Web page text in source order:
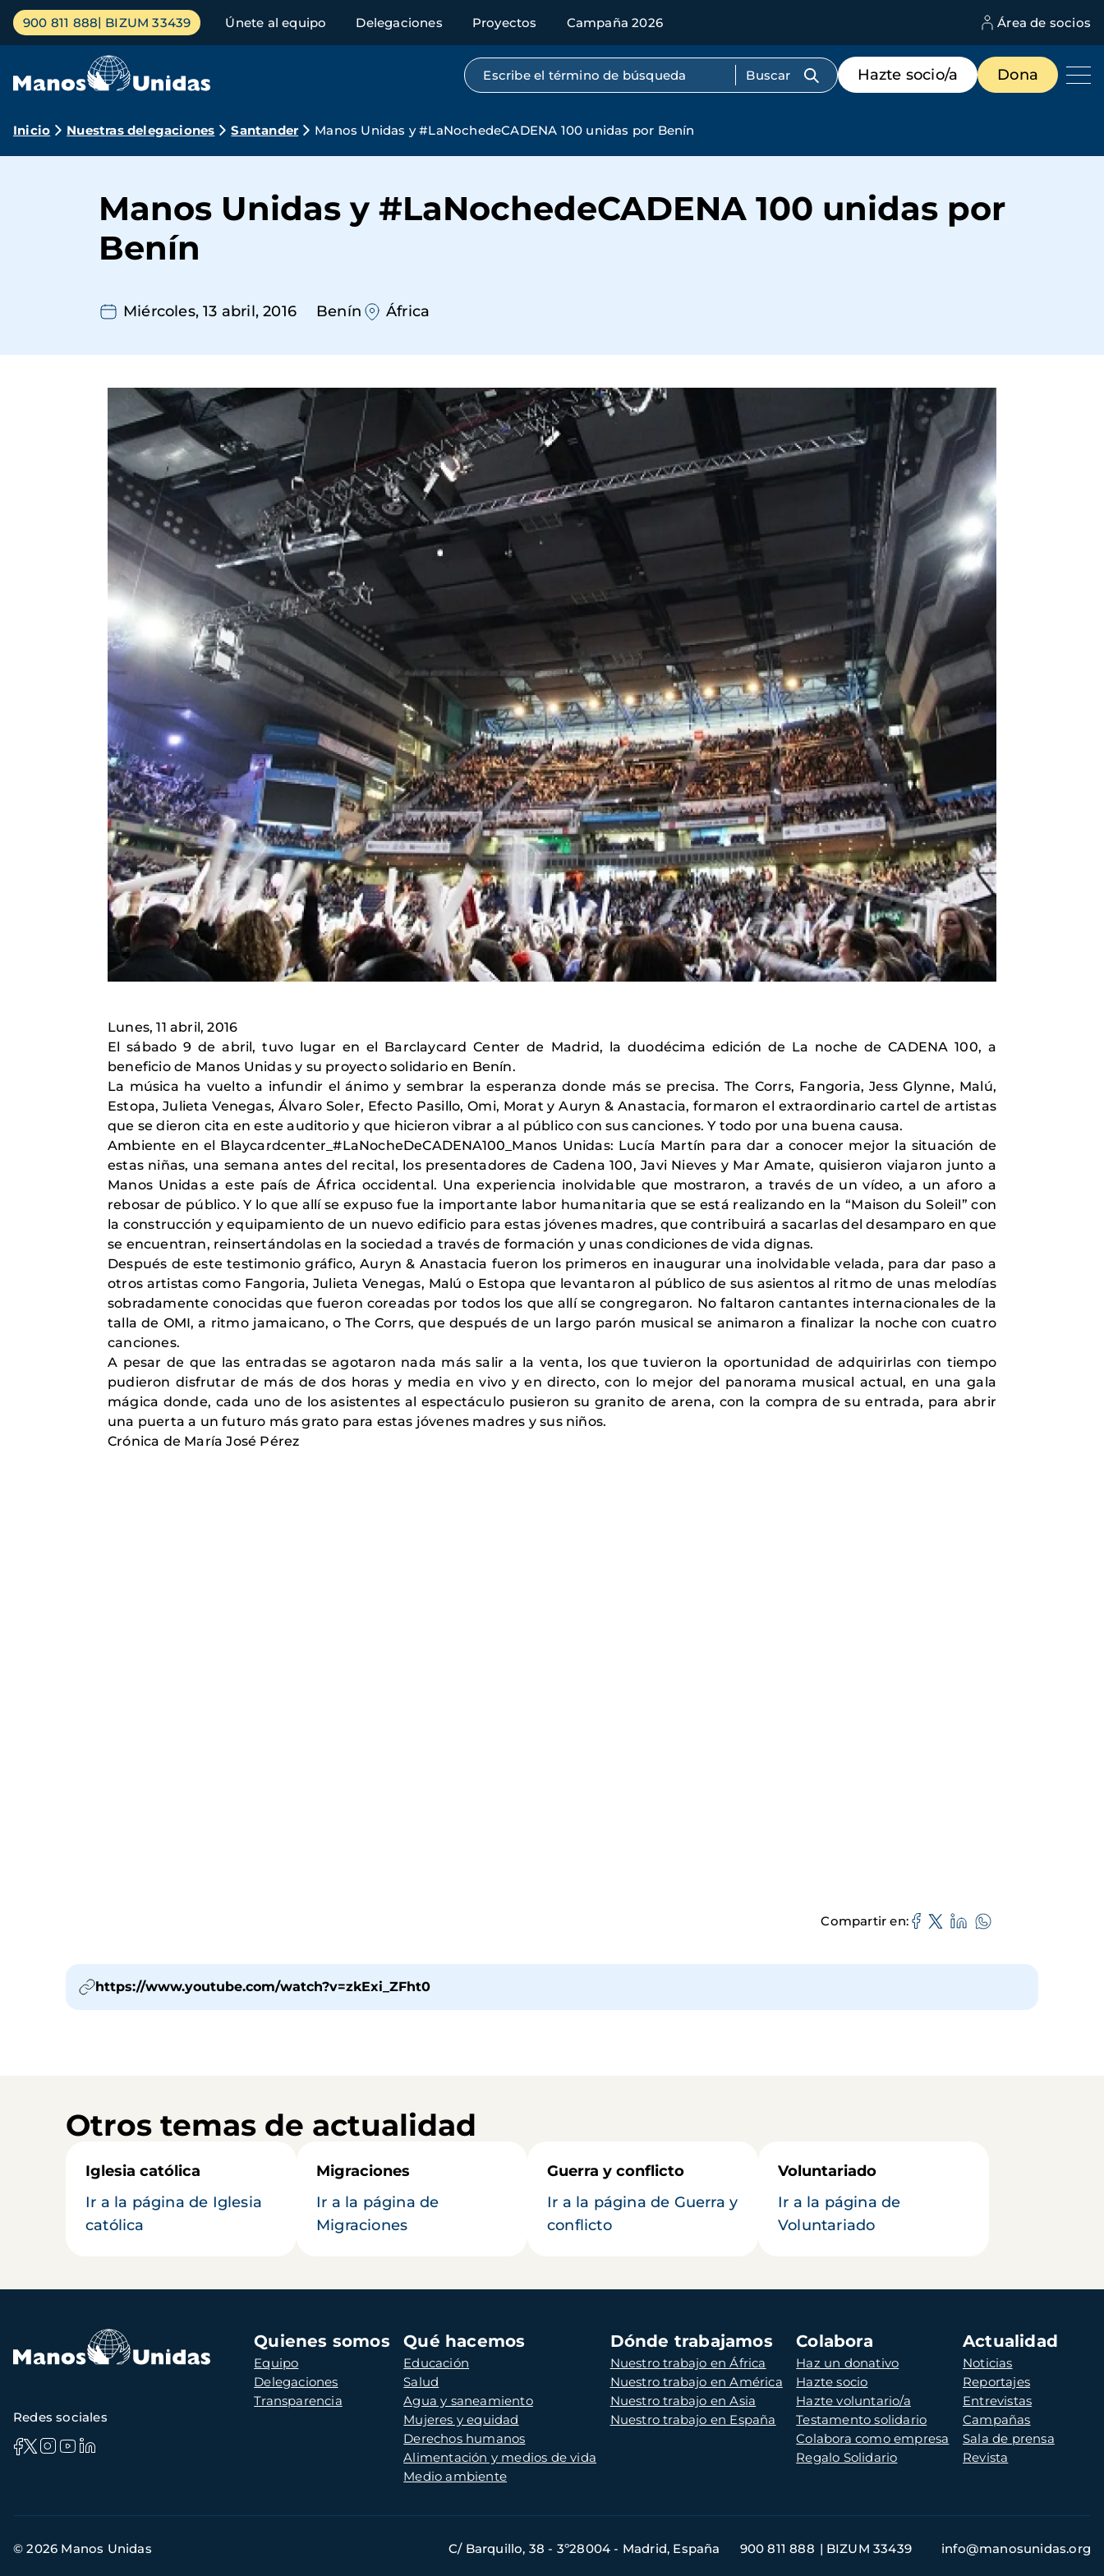
Pasar
contenido
Menú
principal
900 811 888 BIZUM 33439 Únete al equipo Delegaciones Proyectos Campaña 2026 Área de socios
Búsqueda por texto completo
Menú
de
destacados
Hazte socio/a Dona
Ruta
navegación
Inicio Nuestras delegaciones Santander Manos Unidas y #LaNochedeCADENA 100 unidas por Benín
Manos Unidas y #LaNochedeCADENA 100 unidas por
Benín
Miércoles, 13 abril, 2016 Benín África
Lunes, 11 abril, 2016
El sábado 9 de abril, tuvo lugar en el Barclaycard Center de Madrid, la duodécima edición de La noche de CADENA 100, a
beneficio de Manos Unidas y su proyecto solidario en Benín.
La música ha vuelto a infundir el ánimo y sembrar la esperanza donde más se precisa. The Corrs, Fangoria, Jess Glynne, Malú,
Estopa, Julieta Venegas, Álvaro Soler, Efecto Pasillo, Omi, Morat y Auryn & Anastacia, formaron el extraordinario cartel de artistas
que se dieron cita en este auditorio y que hicieron vibrar a al público con sus canciones. Y todo por una buena causa.
Ambiente en el Blaycardcenter_#LaNocheDeCADENA100_Manos Unidas: Lucía Martín para dar a conocer mejor la situación de
estas niñas, una semana antes del recital, los presentadores de Cadena 100, Javi Nieves y Mar Amate, quisieron viajaron junto a
Manos Unidas a este país de África occidental. Una experiencia inolvidable que mostraron, a través de un vídeo, a un aforo a
rebosar de público. Y lo que allí se expuso fue la importante labor humanitaria que se está realizando en la “Maison du Soleil” con
la construcción y equipamiento de un nuevo edificio para estas jóvenes madres, que contribuirá a sacarlas del desamparo en que
se encuentran, reinsertándolas en la sociedad a través de formación y unas condiciones de vida dignas.
Después de este testimonio gráfico, Auryn & Anastacia fueron los primeros en inaugurar una inolvidable velada, para dar paso a
otros artistas como Fangoria, Julieta Venegas, Malú o Estopa que levantaron al público de sus asientos al ritmo de unas melodías
sobradamente conocidas que fueron coreadas por todos los que allí se congregaron. No faltaron cantantes internacionales de la
talla de OMI, a ritmo jamaicano, o The Corrs, que después de un largo parón musical se animaron a finalizar la noche con cuatro
canciones.
A pesar de que las entradas se agotaron nada más salir a la venta, los que tuvieron la oportunidad de adquirirlas con tiempo
pudieron disfrutar de más de dos horas y media en vivo y en directo, con lo mejor del panorama musical actual, en una gala
mágica donde, cada uno de los asistentes al espectáculo pusieron su granito de arena, con la compra de su entrada, para abrir
una puerta a un futuro más grato para estas jóvenes madres y sus niños.
Crónica de María José Pérez
Compartir en
https://www.youtube.com/watch?v=zkExi_ZFht0
Otros temas de actualidad
Iglesia católica
Ir a la página de Iglesia
católica
Migraciones
Ir a la página de
Migraciones
Guerra y conflicto
Ir a la página de Guerra y
conflicto
Voluntariado
Ir a la página de
Voluntariado
Navegación
principal
Quienes somos
Equipo
Delegaciones
Transparencia
Qué hacemos
Educación
Salud
Agua y saneamiento
Mujeres y equidad
Derechos humanos
Alimentación y medios de vida
Medio ambiente
Dónde trabajamos
Nuestro trabajo en África
Nuestro trabajo en América
Nuestro trabajo en Asia
Nuestro trabajo en España
Colabora
Haz un donativo
Hazte socio
Hazte voluntario/a
Testamento solidario
Colabora como empresa
Regalo Solidario
Actualidad
Noticias
Reportajes
Entrevistas
Campañas
Sala de prensa
Revista
Redes sociales
de
© 2026 Manos Unidas C/ Barquillo, 38 - 3º28004 - Madrid, España 900 811 888 BIZUM 33439 info@manosunidas.org